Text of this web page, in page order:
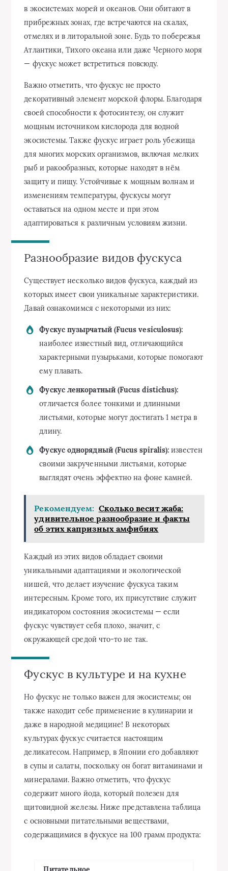
в экосистемах морей и океанов. Они обитают в
прибрежных зонах, где встречаются на скалах,
отмелях и в литоральной зоне. Будь то побережья
Атлантики, Тихого океана или даже Черного моря
— фускус может встретиться повсюду.
Важно отметить, что фускус не просто
декоративный элемент морской флоры. Благодаря
своей способности к фотосинтезу, он служит
мощным источником кислорода для водной
экосистемы. Также фускус играет роль убежища
для многих морских организмов, включая мелких
рыб и ракообразных, которые находят в нём
защиту и пищу. Устойчивые к мощным волнам и
изменениям температуры, фускусы могут
оставаться на одном месте и при этом
адаптироваться к различным условиям жизни.
Разнообразие видов фускуса
Существует несколько видов фускуса, каждый из
которых имеет свои уникальные характеристики.
Давай ознакомимся с некоторыми из них:
Фускус пузырчатый (Fucus vesiculosus):
наиболее известный вид, отличающийся
характерными пузырьками, которые помогают
ему плавать.
Фускус ленкоратный (Fucus distichus):
отличается более тонкими и длинными
листьями, которые могут достигать 1 метра в
длину.
Фускус однорядный (Fucus spiralis): известен
своими закрученными листьями, которые
выглядят очень эффектно на фоне камней.
Рекомендуем: Сколько весит жаба:
удивительное разнообразие и факты
об этих капризных амфибиях
Каждый из этих видов обладает своими
уникальными адаптациями и экологической
нишей, что делает изучение фускуса таким
интересным. Кроме того, их присутствие служит
индикатором состояния экосистемы — если
фускус чувствует себя плохо, значит, с
окружающей средой что-то не так.
Фускус в культуре и на кухне
Но фускус не только важен для экосистемы; он
также находит себе применение в кулинарии и
даже в народной медицине! В некоторых
культурах фускус считается настоящим
деликатесом. Например, в Японии его добавляют
в супы и салаты, поскольку он богат витаминами и
минералами. Важно отметить, что фускус
содержит много йода, который полезен для
щитовидной железы. Ниже представлена таблица
с основными питательными веществами,
содержащимися в фускусе на 100 грамм продукта: